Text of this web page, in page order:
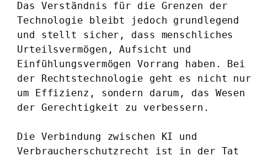
Das Verständnis für die Grenzen der
Technologie bleibt jedoch grundlegend
und stellt sicher, dass menschliches
Urteilsvermögen, Aufsicht und
Einfühlungsvermögen Vorrang haben. Bei
der Rechtstechnologie geht es nicht nur
um Effizienz, sondern darum, das Wesen
der Gerechtigkeit zu verbessern.
Die Verbindung zwischen KI und
Verbraucherschutzrecht ist in der Tat